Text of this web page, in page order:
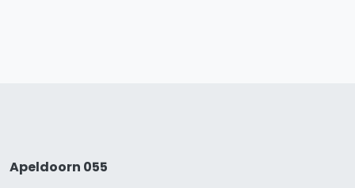
Apeldoorn 055